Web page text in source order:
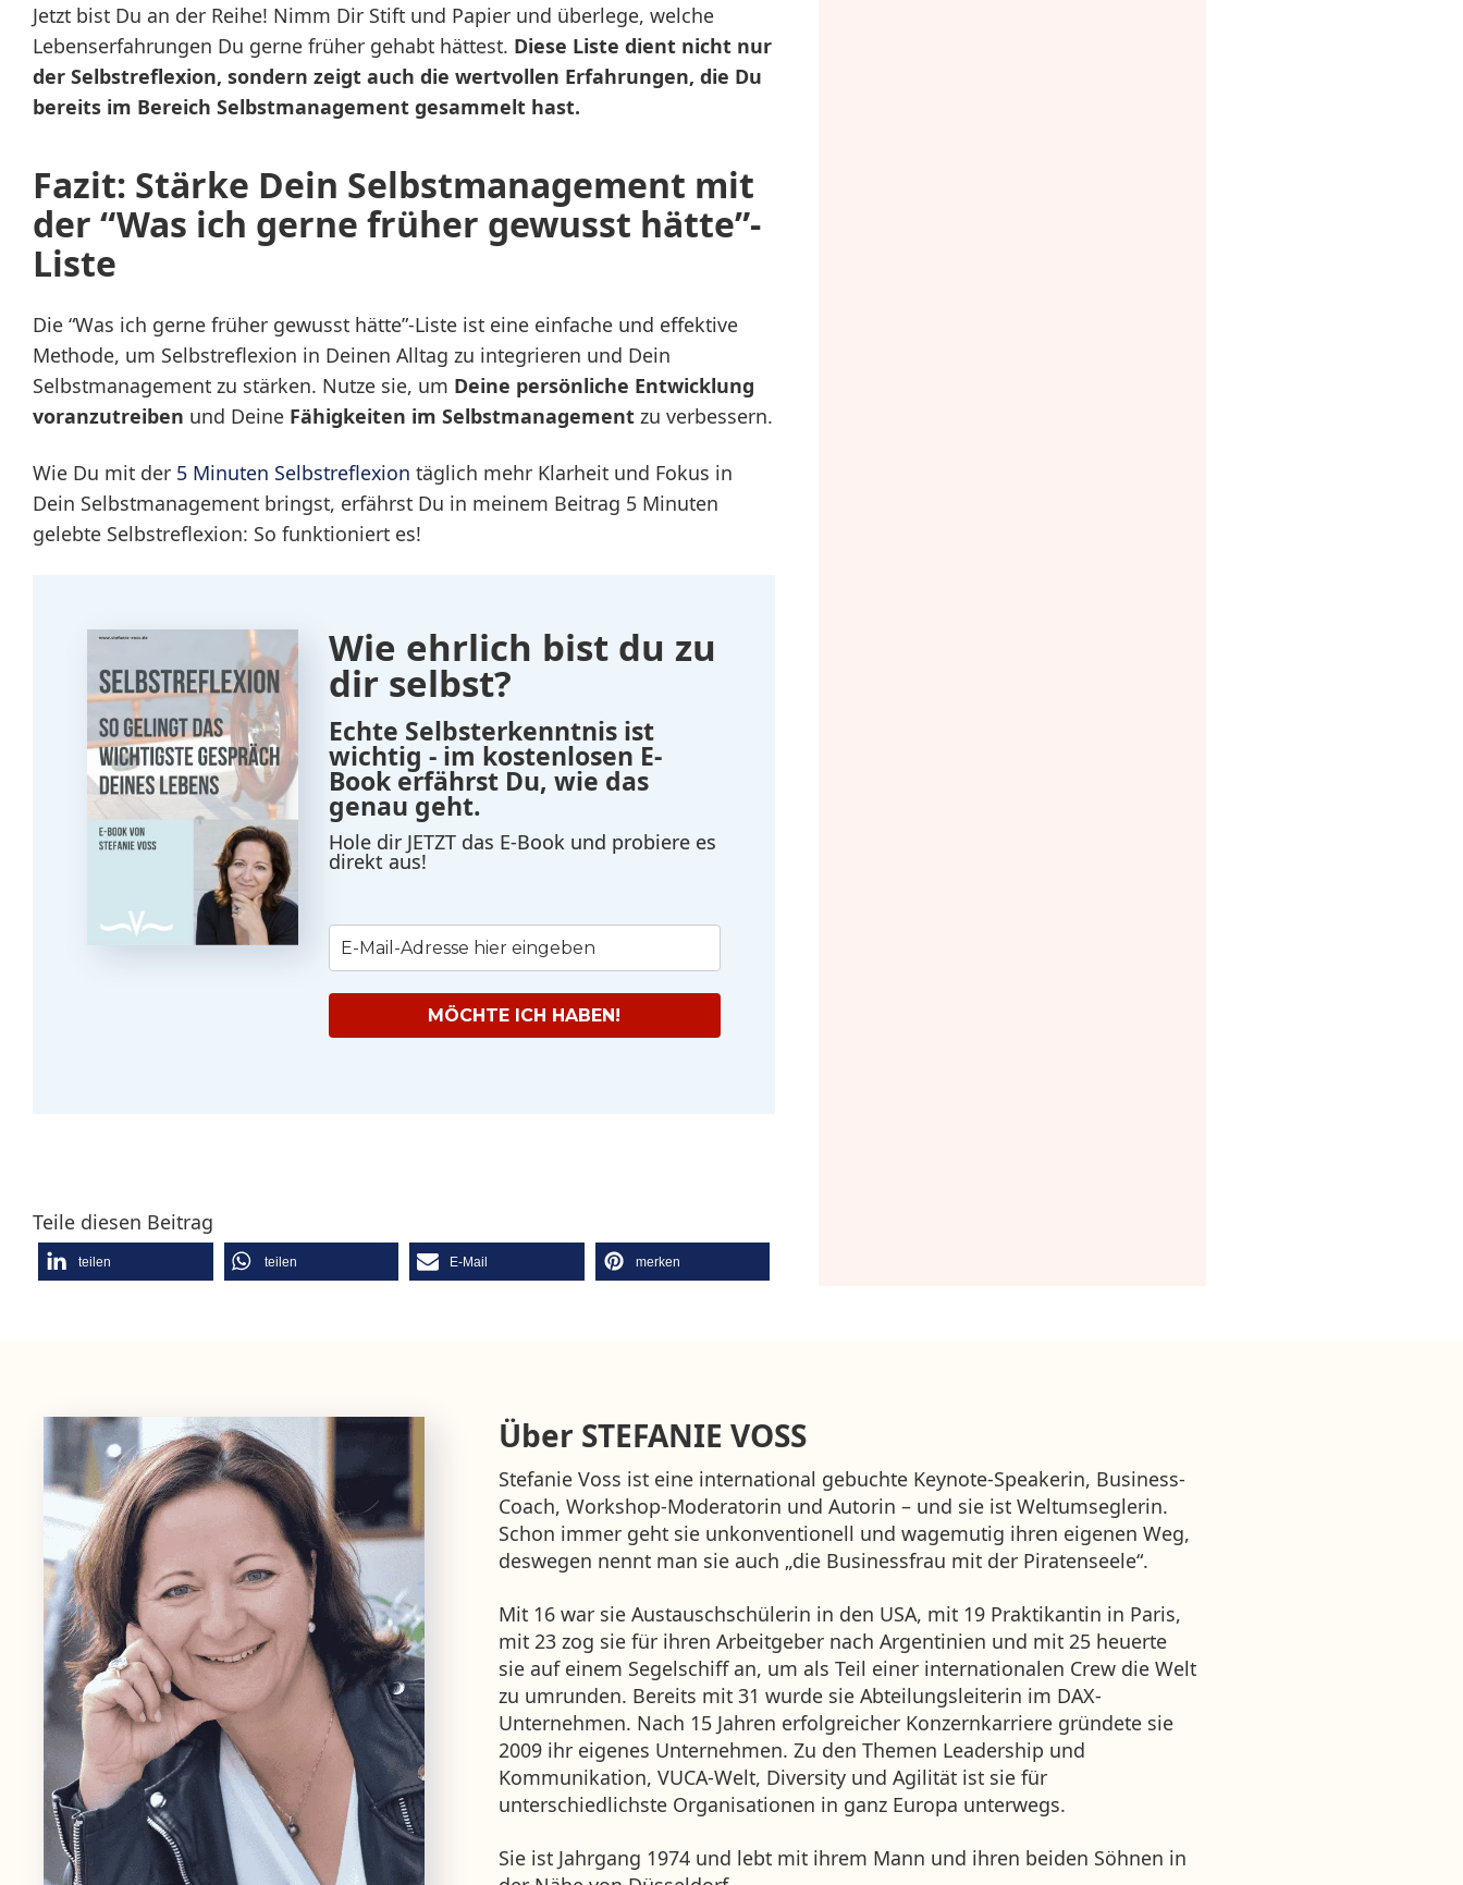
Jetzt bist Du an der Reihe! Nimm Dir Stift und Papier und überlege, welche
Lebenserfahrungen Du gerne früher gehabt hättest. Diese Liste dient nicht nur
der Selbstreflexion, sondern zeigt auch die wertvollen Erfahrungen, die Du
bereits im Bereich Selbstmanagement gesammelt hast.
Fazit: Stärke Dein Selbstmanagement mit
der “Was ich gerne früher gewusst hätte”-
Liste
Die “Was ich gerne früher gewusst hätte”-Liste ist eine einfache und effektive
Methode, um Selbstreflexion in Deinen Alltag zu integrieren und Dein
Selbstmanagement zu stärken. Nutze sie, um Deine persönliche Entwicklung
voranzutreiben und Deine Fähigkeiten im Selbstmanagement zu verbessern.
Wie Du mit der 5 Minuten Selbstreflexion täglich mehr Klarheit und Fokus in
Dein Selbstmanagement bringst, erfährst Du in meinem Beitrag 5 Minuten
gelebte Selbstreflexion: So funktioniert es!
Wie ehrlich bist du zu
dir selbst?
Echte Selbsterkenntnis ist
wichtig - im kostenlosen E-
Book erfährst Du, wie das
genau geht.
Hole dir JETZT das E-Book und probiere es
direkt aus!
MÖCHTE ICH HABEN!
Teile diesen Beitrag
teilen teilen E-Mail merken
Über STEFANIE VOSS
Stefanie Voss ist eine international gebuchte Keynote-Speakerin, Business-
Coach, Workshop-Moderatorin und Autorin – und sie ist Weltumseglerin.
Schon immer geht sie unkonventionell und wagemutig ihren eigenen Weg,
deswegen nennt man sie auch „die Businessfrau mit der Piratenseele“.
Mit 16 war sie Austauschschülerin in den USA, mit 19 Praktikantin in Paris,
mit 23 zog sie für ihren Arbeitgeber nach Argentinien und mit 25 heuerte
sie auf einem Segelschiff an, um als Teil einer internationalen Crew die Welt
zu umrunden. Bereits mit 31 wurde sie Abteilungsleiterin im DAX-
Unternehmen. Nach 15 Jahren erfolgreicher Konzernkarriere gründete sie
2009 ihr eigenes Unternehmen. Zu den Themen Leadership und
Kommunikation, VUCA-Welt, Diversity und Agilität ist sie für
unterschiedlichste Organisationen in ganz Europa unterwegs.
Sie ist Jahrgang 1974 und lebt mit ihrem Mann und ihren beiden Söhnen in